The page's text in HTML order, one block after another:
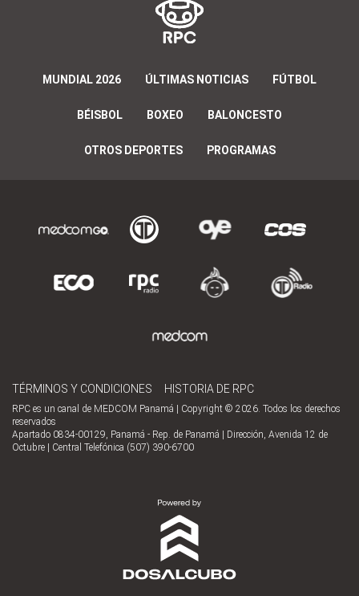
MUNDIAL 2026 ÚLTIMAS NOTICIAS FÚTBOL
BÉISBOL BOXEO BALONCESTO
OTROS DEPORTES PROGRAMAS
TÉRMINOS Y CONDICIONES HISTORIA DE RPC
RPC es un canal de MEDCOM Panamá | Copyright © 2026. Todos los derechos
reservados
Apartado 0834-00129, Panamá - Rep. de Panamá | Dirección, Avenida 12 de
Octubre | Central Telefónica (507) 390-6700